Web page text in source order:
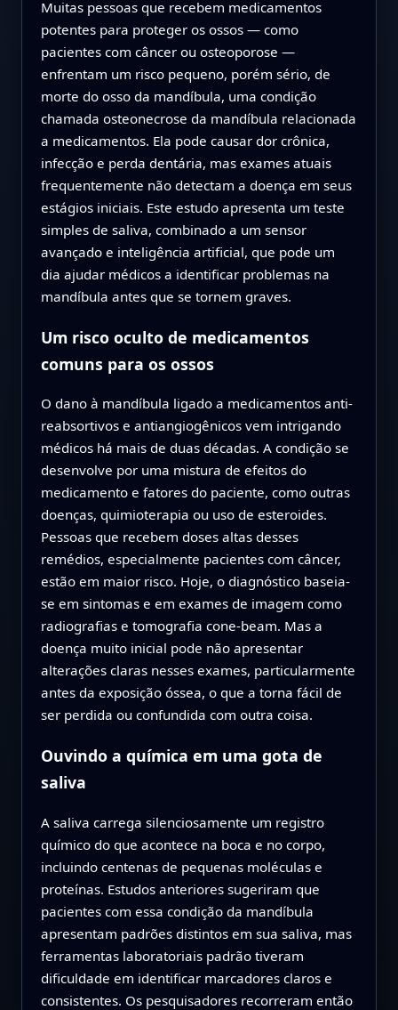
Muitas pessoas que recebem medicamentos
potentes para proteger os ossos — como
pacientes com câncer ou osteoporose —
enfrentam um risco pequeno, porém sério, de
morte do osso da mandíbula, uma condição
chamada osteonecrose da mandíbula relacionada
a medicamentos. Ela pode causar dor crônica,
infecção e perda dentária, mas exames atuais
frequentemente não detectam a doença em seus
estágios iniciais. Este estudo apresenta um teste
simples de saliva, combinado a um sensor
avançado e inteligência artificial, que pode um
dia ajudar médicos a identificar problemas na
mandíbula antes que se tornem graves.
Um risco oculto de medicamentos
comuns para os ossos
O dano à mandíbula ligado a medicamentos anti-
reabsortivos e antiangiogênicos vem intrigando
médicos há mais de duas décadas. A condição se
desenvolve por uma mistura de efeitos do
medicamento e fatores do paciente, como outras
doenças, quimioterapia ou uso de esteroides.
Pessoas que recebem doses altas desses
remédios, especialmente pacientes com câncer,
estão em maior risco. Hoje, o diagnóstico baseia-
se em sintomas e em exames de imagem como
radiografias e tomografia cone-beam. Mas a
doença muito inicial pode não apresentar
alterações claras nesses exames, particularmente
antes da exposição óssea, o que a torna fácil de
ser perdida ou confundida com outra coisa.
Ouvindo a química em uma gota de
saliva
A saliva carrega silenciosamente um registro
químico do que acontece na boca e no corpo,
incluindo centenas de pequenas moléculas e
proteínas. Estudos anteriores sugeriram que
pacientes com essa condição da mandíbula
apresentam padrões distintos em sua saliva, mas
ferramentas laboratoriais padrão tiveram
dificuldade em identificar marcadores claros e
consistentes. Os pesquisadores recorreram então